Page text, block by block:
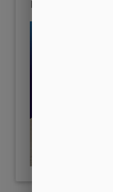
Bilbao a 18 de